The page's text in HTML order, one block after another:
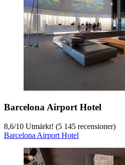
Barcelona Airport Hotel
8,6/10 Utmärkt! (5 145 recensioner)
Barcelona Airport Hotel